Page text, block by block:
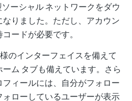
ソーシャル ネットワークをダウ
りました。ただし、アカウン
ードが必要です。
のインターフェイスを備えて
ム タブも備えています。さら
ィールには、自分がフォロー
ローしているユーザーが表示